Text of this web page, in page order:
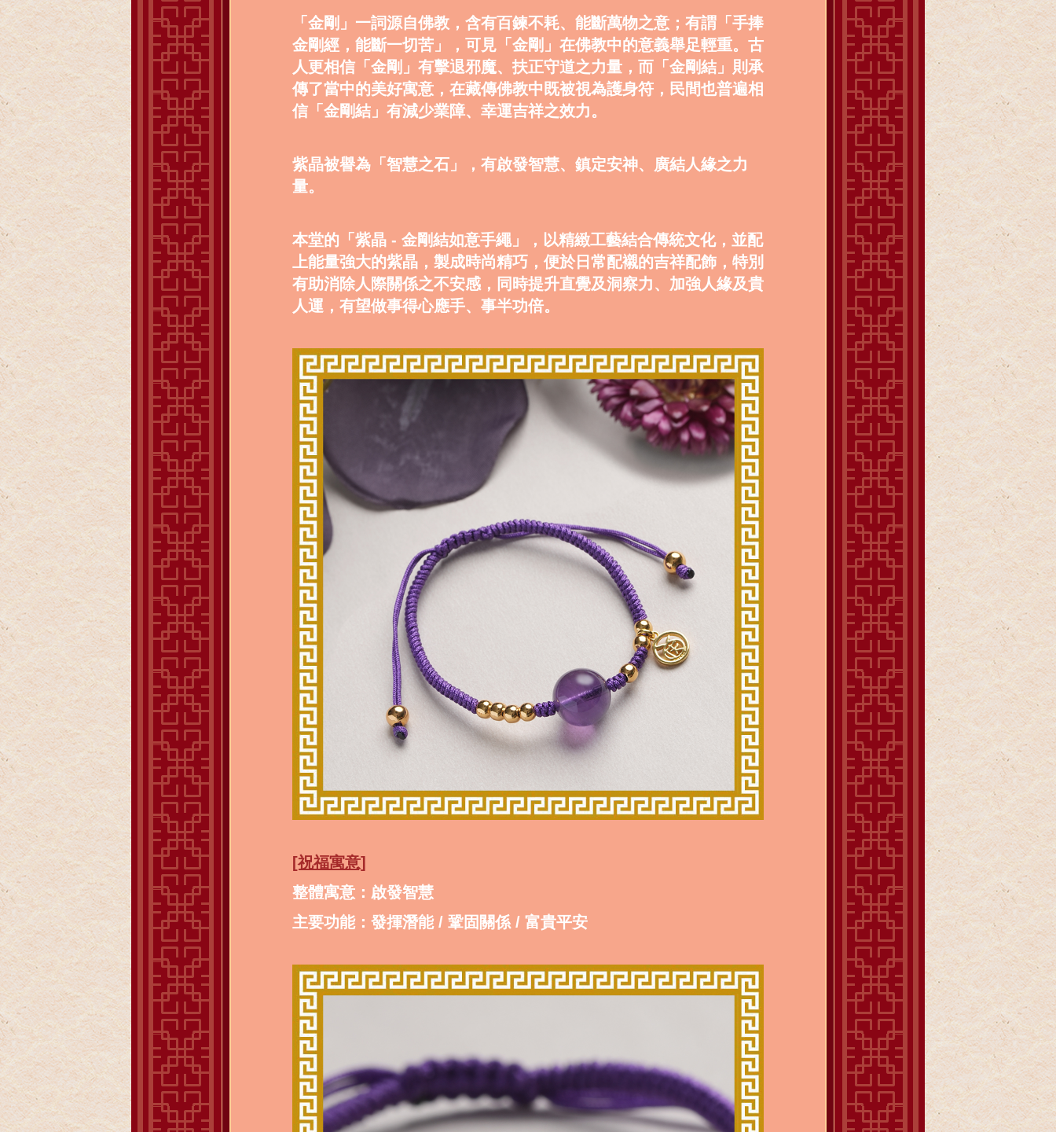
「金剛」一詞源自佛教，含有百鍊不耗、能斷萬物之意；有謂「手捧
金剛經，能斷一切苦」，可見「金剛」在佛教中的意義舉足輕重。古
人更相信「金剛」有擊退邪魔、扶正守道之力量，而「金剛結」則承
傳了當中的美好寓意，在藏傳佛教中既被視為護身符，民間也普遍相
信「金剛結」有減少業障、幸運吉祥之效力。
紫晶被譽為「智慧之石」，有啟發智慧、鎮定安神、廣結人緣之力
量。
本堂的「紫晶 - 金剛結如意手繩」，以精緻工藝結合傳統文化，並配
上能量強大的紫晶，製成時尚精巧，便於日常配襯的吉祥配飾，特別
有助消除人際關係之不安感，同時提升直覺及洞察力、加強人緣及貴
人運，有望做事得心應手、事半功倍。
[祝福寓意]
整體寓意：啟發智慧
主要功能：發揮潛能 / 鞏固關係 / 富貴平安